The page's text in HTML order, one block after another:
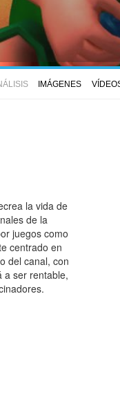
IMÁGENES
la vida de
de la
juegos como
centrado en
del canal, con
a ser rentable,